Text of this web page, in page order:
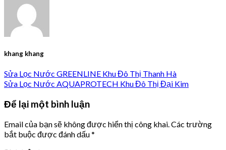
khang khang
Sửa Lọc Nước GREENLINE Khu Đô Thị Thanh Hà
Sửa Lọc Nước AQUAPROTECH Khu Đô Thị Đại Kim
Để lại một bình luận
Email của bạn sẽ không được hiển thị công khai.Các trường
bắt buộc được đánh dấu*